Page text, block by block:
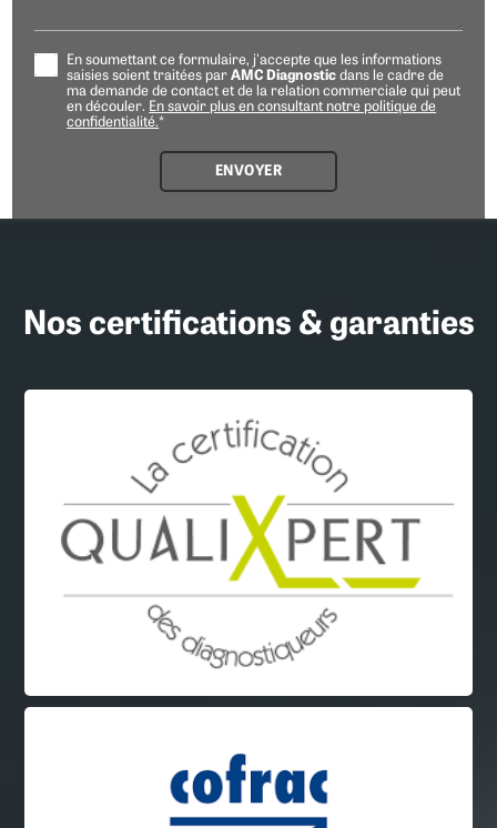
En soumettant ce formulaire, j'accepte que les informations
saisies soient traitées parAMC Diagnostic dans le cadre de
ma demande de contact et de la relation commerciale qui peut
en découler. En savoir plus en consultant notre politique de
confidentialité.*
Nos certifications & garanties